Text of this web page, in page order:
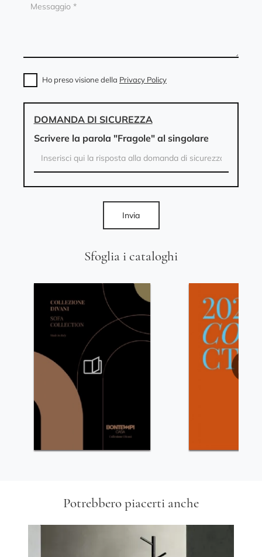
Sfoglia i cataloghi
Ho preso visione della Privacy Policy
DOMANDA DI SICUREZZA
Scrivere la parola "Fragole" al singolare
Invia
Potrebbero piacerti anche